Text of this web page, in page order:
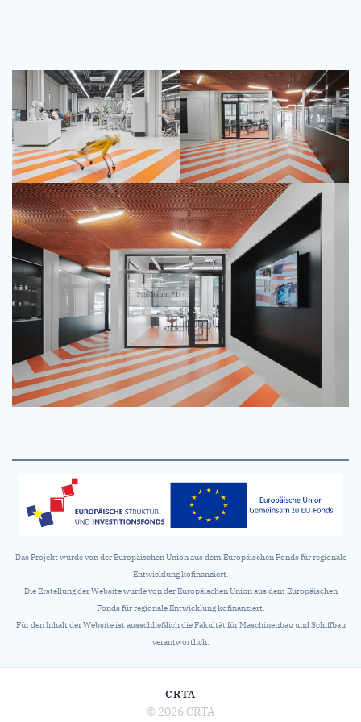
Das Projekt wurde von der Europäischen Union aus dem Europäischen Fonds für regionale
Entwicklung kofinanziert.
Die Erstellung der Website wurde von der Europäischen Union aus dem Europäischen
Fonds für regionale Entwicklung kofinanziert.
Für den Inhalt der Website ist ausschließlich die Fakultät für Maschinenbau und Schiffbau
verantwortlich.
CRTA
© 2026 CRTA